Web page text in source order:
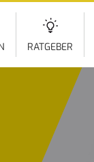
RATGEBER